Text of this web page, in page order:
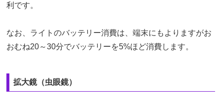
利です。
なお、ライトのバッテリー消費は、端末にもよりますがお
おむね20～30分でバッテリーを5%ほど消費します。
拡大鏡（虫眼鏡）